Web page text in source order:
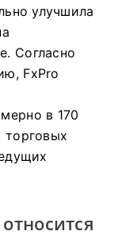
улучшила
Согласно
FxPro
в 170
торговых